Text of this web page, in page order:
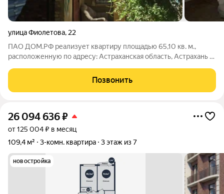
улица Фиолетова, 22
ПАО ДОМ.РФ реализует квартиру площадью 65,10 кв. м.,
расположенную по адресу: Астраханская область, Астрахань г.,
(юридическое лицо). Кадастровый номер объекта
недвижимости: 30:12:010130:158
Позвонить
26 094 636₽
от 125 004 ₽ в месяц
109,4 м²
3-комн. квартира 3 этаж из 7
новостройка